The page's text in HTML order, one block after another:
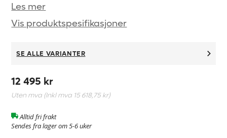
Les mer
Vis produktspesifikasjoner
SE ALLE VARIANTER
12 495 kr
Uten mva (Inkl mva 15 618,75 kr)
Alltid fri frakt
Sendes fra lager om 5-6 uker